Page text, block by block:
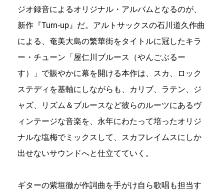
ジオ録音によるオリジナル・アルバムとなるのが、
新作『Turn-up』だ。アルトサックスの石川道久作曲
による、奄美大島の繁華街をタイトルに冠したキラ
ー・チューン「屋仁川ブルース（やんごぶるー
す）」で賑やかに幕を開ける本作は、スカ、ロック
ステディを基軸にしながらも、カリブ、ラテン、ジ
ャズ、リズム＆ブルースなど彼らのルーツにあるヴ
ィンテージな音楽を、永年にわたって培ったオリジ
ナルな塩梅でミックスして、スカフレイムスにしか
出せないサウンドへと仕立てていく。
ギターの紫垣徹が作詞曲を手がけ自ら歌唱も担当す